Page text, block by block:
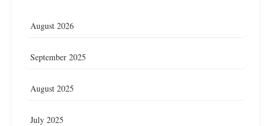
August 2026
September 2025
August 2025
July 2025